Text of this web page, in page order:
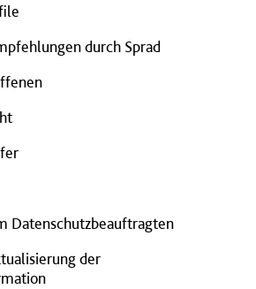
durch Sprad
Datenschutzbeauftragten
der